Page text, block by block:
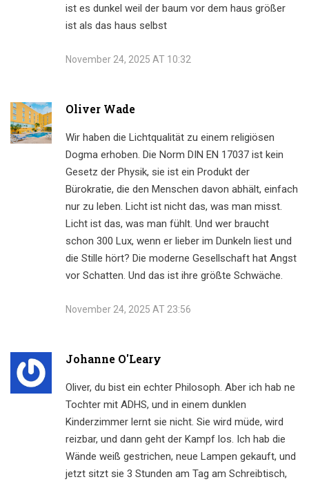
ist es dunkel weil der baum vor dem haus größer
ist als das haus selbst
November 24, 2025 AT 10:32
Oliver Wade
Wir haben die Lichtqualität zu einem religiösen
Dogma erhoben. Die Norm DIN EN 17037 ist kein
Gesetz der Physik, sie ist ein Produkt der
Bürokratie, die den Menschen davon abhält, einfach
nur zu leben. Licht ist nicht das, was man misst.
Licht ist das, was man fühlt. Und wer braucht
schon 300 Lux, wenn er lieber im Dunkeln liest und
die Stille hört? Die moderne Gesellschaft hat Angst
vor Schatten. Und das ist ihre größte Schwäche.
November 24, 2025 AT 23:56
Johanne O'Leary
Oliver, du bist ein echter Philosoph. Aber ich hab ne
Tochter mit ADHS, und in einem dunklen
Kinderzimmer lernt sie nicht. Sie wird müde, wird
reizbar, und dann geht der Kampf los. Ich hab die
Wände weiß gestrichen, neue Lampen gekauft, und
jetzt sitzt sie 3 Stunden am Tag am Schreibtisch,